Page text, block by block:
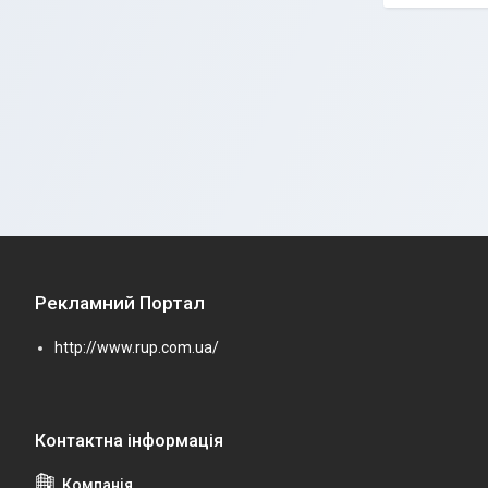
Рекламний Портал
http://www.rup.com.ua/